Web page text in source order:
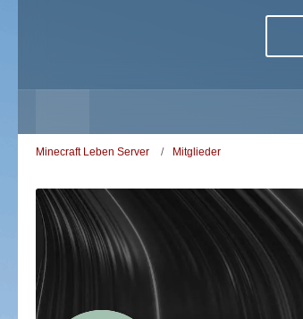
Minecraft Leben Server Mitglieder